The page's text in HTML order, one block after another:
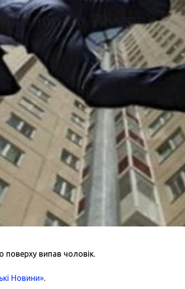
поверху випав чоловік.
Новини».